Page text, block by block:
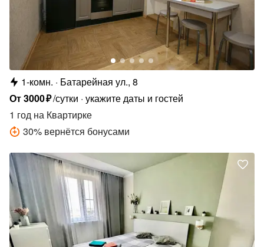
1-комн.
Батарейная ул., 8
От3000₽/сутки укажите даты и гостей
1 год на Квартирке
30% вернётся бонусами